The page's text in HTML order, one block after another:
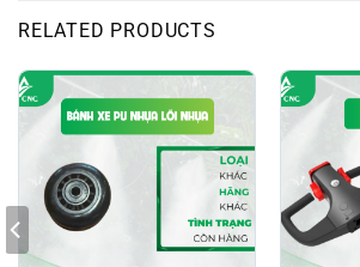
RELATED PRODUCTS